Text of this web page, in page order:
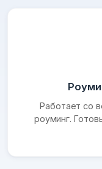
Работает со
роуминг.